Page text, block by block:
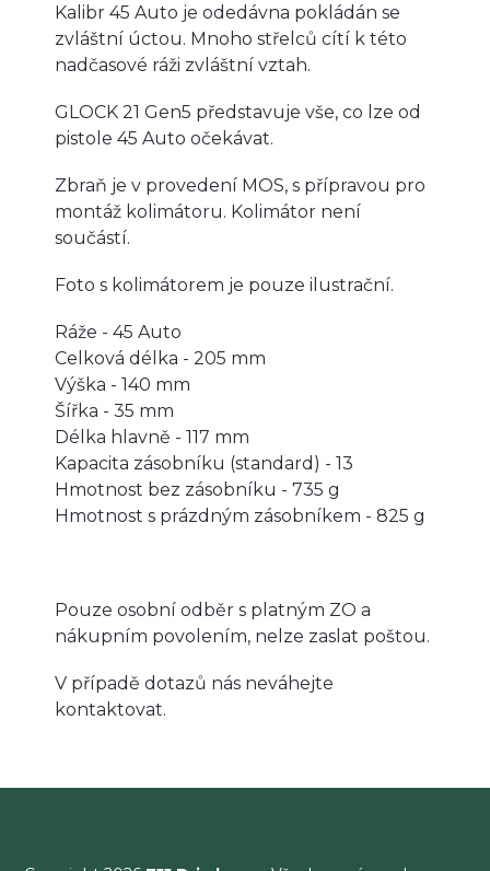
Kalibr 45 Auto je odedávna pokládán se
zvláštní úctou. Mnoho střelců cítí k této
nadčasové ráži zvláštní vztah.
GLOCK 21 Gen5 představuje vše, co lze od
pistole 45 Auto očekávat.
Zbraň je v provedení MOS, s přípravou pro
montáž kolimátoru. Kolimátor není
součástí.
Foto s kolimátorem je pouze ilustrační.
Ráže - 45 Auto
Celková délka - 205 mm
Výška - 140 mm
Šířka - 35 mm
Délka hlavně - 117 mm
Kapacita zásobníku (standard) - 13
Hmotnost bez zásobníku - 735 g
Hmotnost s prázdným zásobníkem - 825 g
Pouze osobní odběr s platným ZO a
nákupním povolením, nelze zaslat poštou.
V případě dotazů nás neváhejte
kontaktovat.